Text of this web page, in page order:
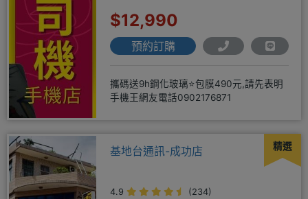
$12,990
預約訂購
攜碼送9h鋼化玻璃⭐包膜490元,請先表明
手機王網友電話0902176871
精選
基地台通訊-成功店
4.9
(234)